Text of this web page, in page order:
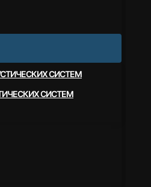
СИСТЕМ
СИСТЕМ